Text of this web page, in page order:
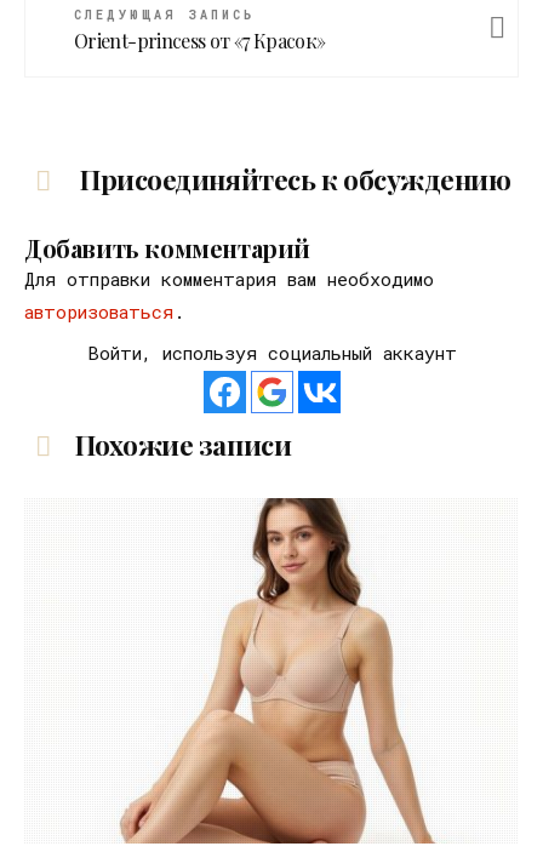
СЛЕДУЮЩАЯ ЗАПИСЬ
Orient-princess от «7 Красок»
Присоединяйтесь к обсуждению
Добавить комментарий
Для отправки комментария вам необходимо
авторизоваться .
Войти, используя социальный аккаунт
Похожие записи